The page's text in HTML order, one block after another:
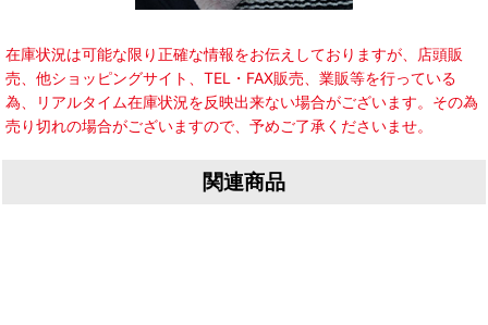
在庫状況は可能な限り正確な情報をお伝えしておりますが、店頭販
売、他ショッピングサイト、TEL・FAX販売、業販等を行っている
為、リアルタイム在庫状況を反映出来ない場合がございます。その為
売り切れの場合がございますので、予めご了承くださいませ。
関連商品